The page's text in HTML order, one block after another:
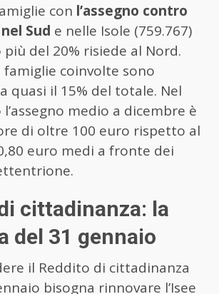
con l’assegno contro
Sud e nelle Isole (759.767)
del 20% risiede al Nord.
famiglie coinvolte sono
quasi il 15% del totale. Nel
medio a dicembre è
di oltre 100 euro rispetto al
euro medi a fronte dei
cittadinanza: la
del 31 gennaio
il Reddito di cittadinanza
bisogna rinnovare l’Isee